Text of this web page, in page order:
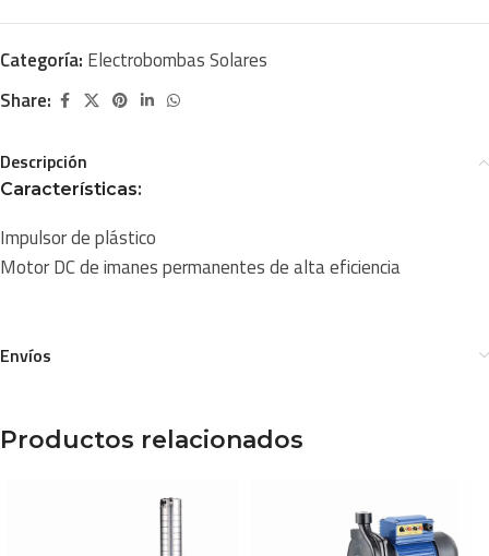
Categoría: Electrobombas Solares
Share:
Descripción
Características:
Impulsor de plástico
Motor DC de imanes permanentes de alta eficiencia
Envíos
Productos relacionados